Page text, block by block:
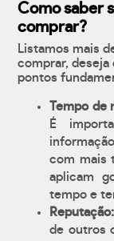
Como saber
comprar?
Listamos mais
comprar, deseja
pontos
Tempo de
É
com mais
aplicam
tempo e
Reputação:
de outros